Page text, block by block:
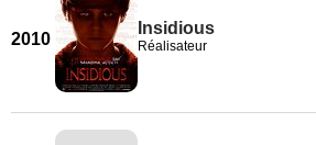
2010
Insidious
Réalisateur